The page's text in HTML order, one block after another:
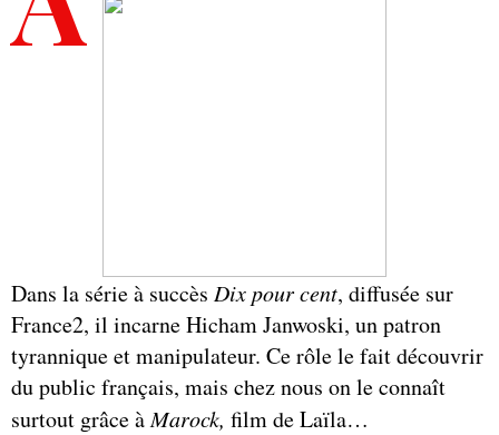
Dans la série à succès Dix pour cent, diffusée sur
France2, il incarne Hicham Janwoski, un patron
tyrannique et manipulateur. Ce rôle le fait découvrir
du public français, mais chez nous on le connaît
surtout grâce àMarock, film de Laïla…